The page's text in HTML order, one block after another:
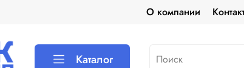
О компании
Каталог